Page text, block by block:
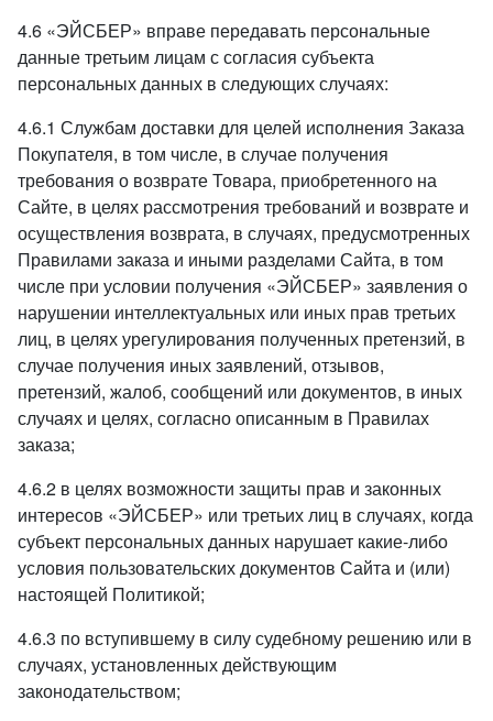
4.6 «ЭЙСБЕР» вправе передавать персональные
данные третьим лицам с согласия субъекта
персональных данных в следующих случаях:
4.6.1 Службам доставки для целей исполнения Заказа
Покупателя, в том числе, в случае получения
требования о возврате Товара, приобретенного на
Сайте, в целях рассмотрения требований и возврате и
осуществления возврата, в случаях, предусмотренных
Правилами заказа и иными разделами Сайта, в том
числе при условии получения «ЭЙСБЕР» заявления о
нарушении интеллектуальных или иных прав третьих
лиц, в целях урегулирования полученных претензий, в
случае получения иных заявлений, отзывов,
претензий, жалоб, сообщений или документов, в иных
случаях и целях, согласно описанным в Правилах
заказа;
4.6.2 в целях возможности защиты прав и законных
интересов «ЭЙСБЕР» или третьих лиц в случаях, когда
субъект персональных данных нарушает какие-либо
условия пользовательских документов Сайта и (или)
настоящей Политикой;
4.6.3 по вступившему в силу судебному решению или в
случаях, установленных действующим
законодательством;